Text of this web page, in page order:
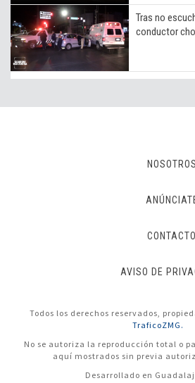
Tras no
conductor
NOSOTROS
CONTACTO
AVISO DE
Todos los derechos reservados,
TraficoZMG.
No se autoriza la reproducción total o
aquí mostrados sin previa
Desarrollado en